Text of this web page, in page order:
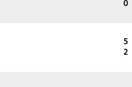
0
5
2